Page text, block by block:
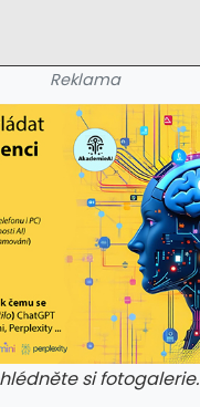
Reklama
si fotogalerie.